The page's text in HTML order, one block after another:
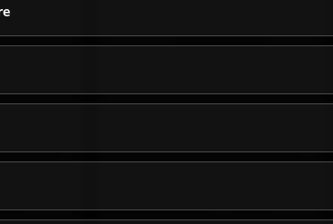
en U
EUROLITE Support de fixation pour
profil en U 20 mm plastique